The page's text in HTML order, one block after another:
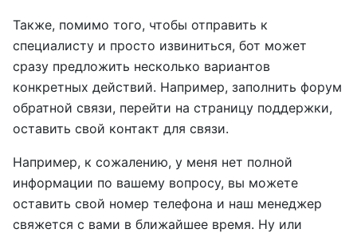
Также, помимо того, чтобы отправить к
специалисту и просто извиниться, бот может
сразу предложить несколько вариантов
конкретных действий. Например, заполнить форум
обратной связи, перейти на страницу поддержки,
оставить свой контакт для связи.
Например, к сожалению, у меня нет полной
информации по вашему вопросу, вы можете
оставить свой номер телефона и наш менеджер
свяжется с вами в ближайшее время. Ну или